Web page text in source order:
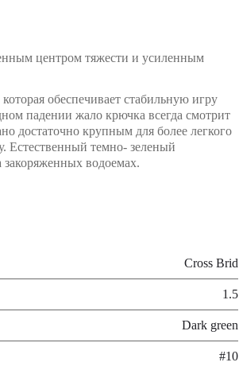
центром тяжести и усиленным
обеспечивает стабильную игру
падении жало крючка всегда смотрит
достаточно крупным для более легкого
Естественный темно- зеленый
водоемах.
Cross Brid
1.5
Dark green
#10